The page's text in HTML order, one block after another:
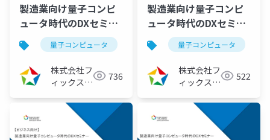
製造業向け量子コンピ
ュータ時代のDXセミナ
ー ～見える化、予測・
分析、その先の最適化
へ～（2022/03/23）
量子コンピュータ 量子アニーリング イジングマ
株式会社フ
ィックスタ
736
製造業向け量子コンピ
ュータ時代のDXセミナ
ー ～最適化の中身を覗
いてみよう～
（2022/02/24）
量子コンピュータ
株式会社フ
ィックスタ
522